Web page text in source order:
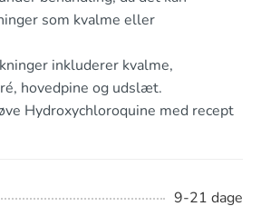
som kvalme eller
inkluderer kvalme,
hovedpine og udslæt.
Hydroxychloroquine med recept
9-21 dage